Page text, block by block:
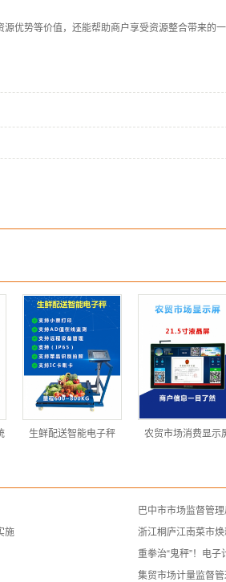
势等价值，还能帮助商户享受资源整合带来的一
生鲜配送智能电子秤 农贸市场消费显示
巴中市市场监督管
施
浙江桐庐江南菜市焕
重拳治“鬼秤”！电
集贸市场计量监督